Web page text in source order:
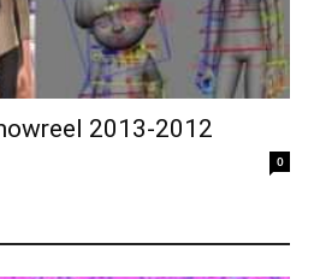
2013-2012
0